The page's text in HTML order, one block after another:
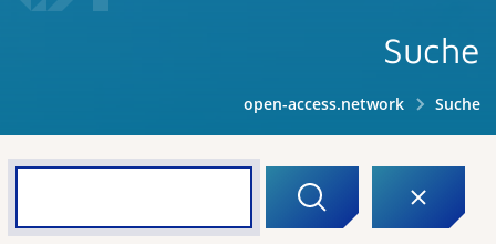
Suche
open-access.network Suche